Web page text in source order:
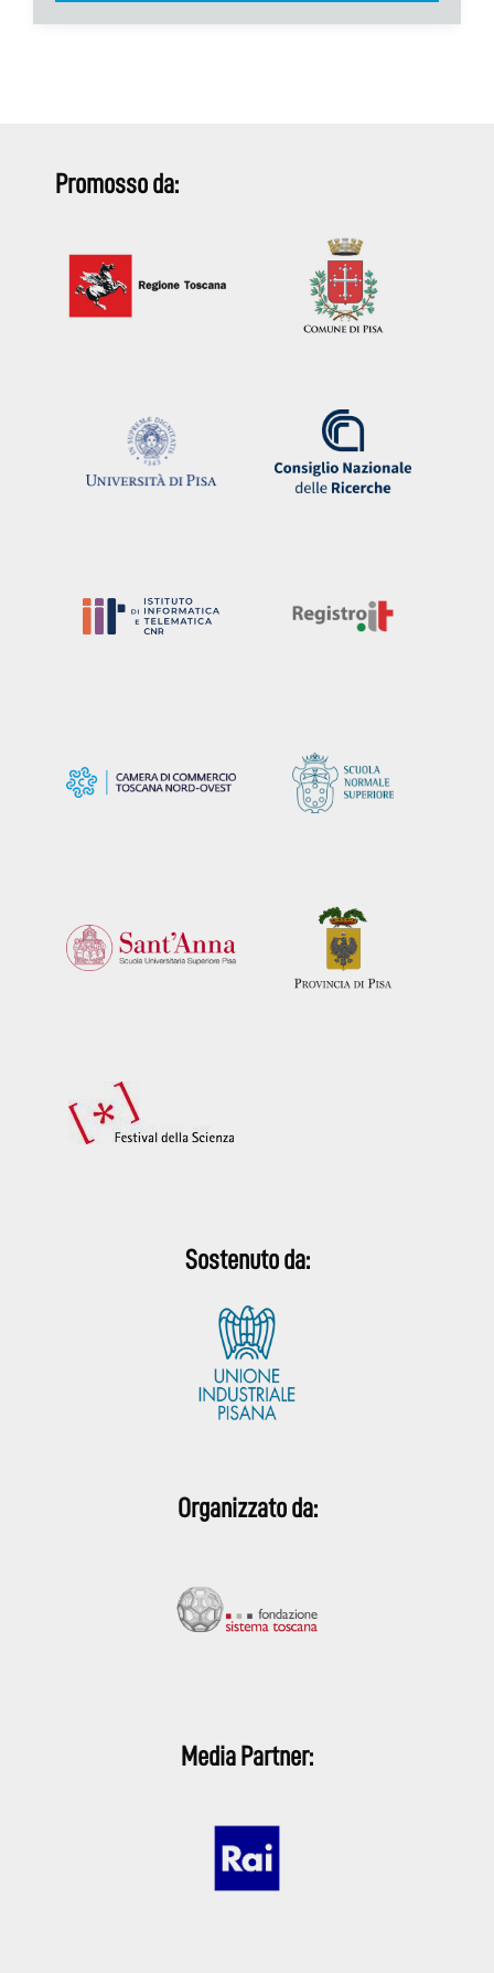
Promosso da:
Sostenuto da:
Organizzato da:
Media Partner: